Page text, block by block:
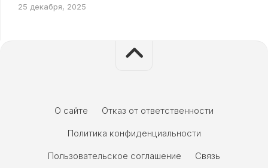
25 декабря, 2025
О сайте
Отказ от ответственности
Политика конфиденциальности
Пользовательское соглашение
Связь